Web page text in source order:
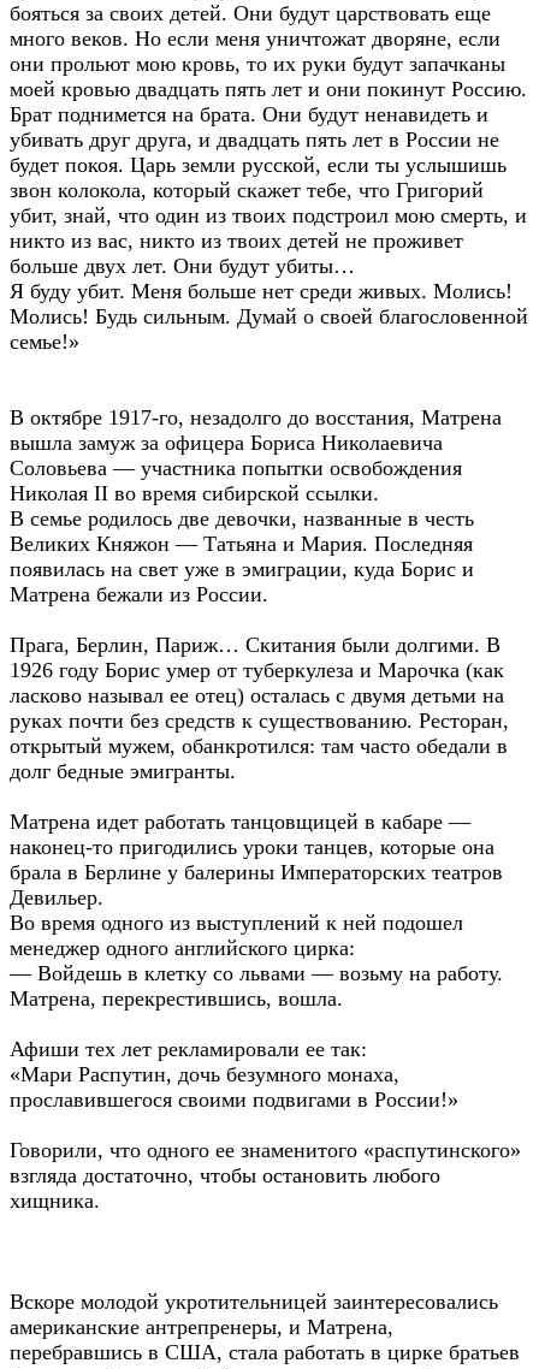
бояться за своих детей. Они будут царствовать еще
много веков. Но если меня уничтожат дворяне, если
они прольют мою кровь, то их руки будут запачканы
моей кровью двадцать пять лет и они покинут Россию.
Брат поднимется на брата. Они будут ненавидеть и
убивать друг друга, и двадцать пять лет в России не
будет покоя. Царь земли русской, если ты услышишь
звон колокола, который скажет тебе, что Григорий
убит, знай, что один из твоих подстроил мою смерть, и
никто из вас, никто из твоих детей не проживет
больше двух лет. Они будут убиты…
Я буду убит. Меня больше нет среди живых. Молись!
Молись! Будь сильным. Думай о своей благословенной
семье!»
В октябре 1917-го, незадолго до восстания, Матрена
вышла замуж за офицера Бориса Николаевича
Соловьева — участника попытки освобождения
Николая II во время сибирской ссылки.
В семье родилось две девочки, названные в честь
Великих Княжон — Татьяна и Мария. Последняя
появилась на свет уже в эмиграции, куда Борис и
Матрена бежали из России.
Прага, Берлин, Париж… Скитания были долгими. В
1926 году Борис умер от туберкулеза и Марочка (как
ласково называл ее отец) осталась с двумя детьми на
руках почти без средств к существованию. Ресторан,
открытый мужем, обанкротился: там часто обедали в
долг бедные эмигранты.
Матрена идет работать танцовщицей в кабаре —
наконец-то пригодились уроки танцев, которые она
брала в Берлине у балерины Императорских театров
Девильер.
Во время одного из выступлений к ней подошел
менеджер одного английского цирка:
— Войдешь в клетку со львами — возьму на работу.
Матрена, перекрестившись, вошла.
Афиши тех лет рекламировали ее так:
«Мари Распутин, дочь безумного монаха,
прославившегося своими подвигами в России!»
Говорили, что одного ее знаменитого «распутинского»
взгляда достаточно, чтобы остановить любого
хищника.
Вскоре молодой укротительницей заинтересовались
американские антрепренеры, и Матрена,
перебравшись в США, стала работать в цирке братьев